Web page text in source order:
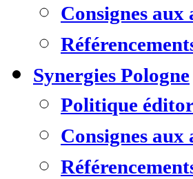
Consignes aux
Synergies Pologne
Politique
Consignes aux